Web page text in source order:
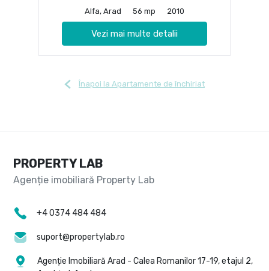
Alfa, Arad
56 mp 2010
Vezi mai multe detalii
Înapoi la Apartamente de închiriat
PROPERTY LAB
+4 0374 484 484
suport@propertylab.ro
Agenție Imobiliară Arad - Calea Romanilor 17-19, etajul 2,